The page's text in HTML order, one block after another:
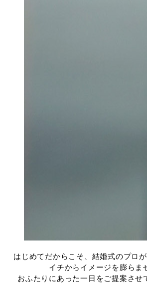
はじめてだからこそ、結婚式のプロ
イチからイメージを膨らま
おふたりにあった一日をご提案させ